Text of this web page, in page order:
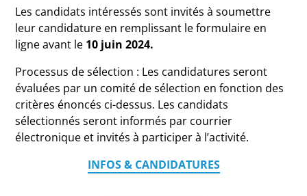
Les candidats intéressés sont invités à soumettre
leur candidature en remplissant le formulaire en
ligne avant le 10 juin 2024.
Processus de sélection : Les candidatures seront
évaluées par un comité de sélection en fonction des
critères énoncés ci-dessus. Les candidats
sélectionnés seront informés par courrier
électronique et invités à participer à l’activité.
INFOS & CANDIDATURES